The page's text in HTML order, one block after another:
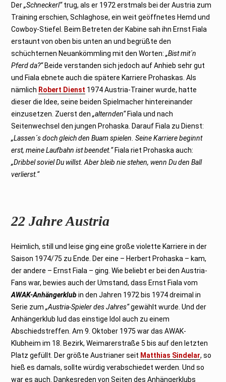
Der„Schneckerl“trug, als er 1972 erstmals bei der Austria zum
Training erschien, Schlaghose, ein weit geöffnetes Hemd und
Cowboy-Stiefel. Beim Betreten der Kabine sah ihn Ernst Fiala
erstaunt von oben bis unten an und begrüßte den
schüchternen Neuankömmling mit den Worten:„Bist mit´n
Pferd da?“Beide verstanden sich jedoch auf Anhieb sehr gut
und Fiala ebnete auch die spätere Karriere Prohaskas. Als
nämlich Robert Dienst 1974 Austria-Trainer wurde, hatte
dieser die Idee, seine beiden Spielmacher hintereinander
einzusetzen. Zuerst den„alternden“Fiala und nach
Seitenwechsel den jungen Prohaska. Darauf Fiala zu Dienst:
„Lassen´s doch gleich den Buam spielen. Seine Karriere beginnt
erst, meine Laufbahn ist beendet.“ Fiala riet Prohaska auch:
„Dribbel soviel Du willst. Aber bleib nie stehen, wenn Du den Ball
verlierst.“
22 Jahre Austria
Heimlich, still und leise ging eine große violette Karriere in der
Saison 1974/75 zu Ende. Der eine – Herbert Prohaska – kam,
der andere – Ernst Fiala – ging. Wie beliebt er bei den Austria-
Fans war, bewies auch der Umstand, dass Ernst Fiala vom
AWAK-Anhängerklubin den Jahren 1972 bis 1974 dreimal in
Serie zum„Austria-Spieler des Jahres“gewählt wurde. Und der
Anhängerklub lud das einstige Idol auch zu einem
Abschiedstreffen. Am 9. Oktober 1975 war das AWAK-
Klubheim im 18. Bezirk, Weimarerstraße 5 bis auf den letzten
Platz gefüllt. Der größte Austrianer seit Matthias Sindelar, so
hieß es damals, sollte würdig verabschiedet werden. Und so
war es auch. Dankesreden von Seiten des Anhängerklubs